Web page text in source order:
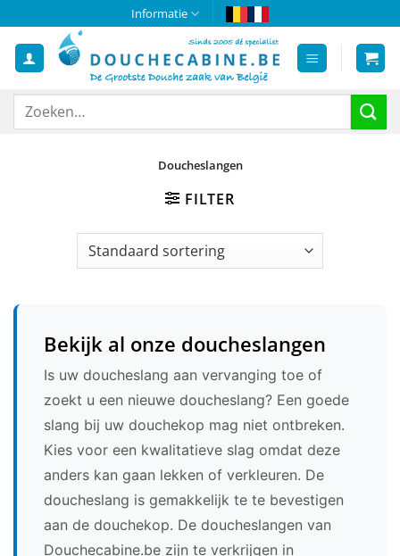
naar
inhoud
Informatie
Zoeken
Doucheslangen
FILTER
Bekijk al onze doucheslangen
Is uw doucheslang aan vervanging toe of
zoekt u een nieuwe doucheslang? Een goede
slang bij uw douchekop mag niet ontbreken.
Kies voor een kwalitatieve slag omdat deze
anders kan gaan lekken of verkleuren. De
doucheslang is gemakkelijk te te bevestigen
aan de douchekop. De doucheslangen van
Douchecabine.be zijn te verkrijgen in